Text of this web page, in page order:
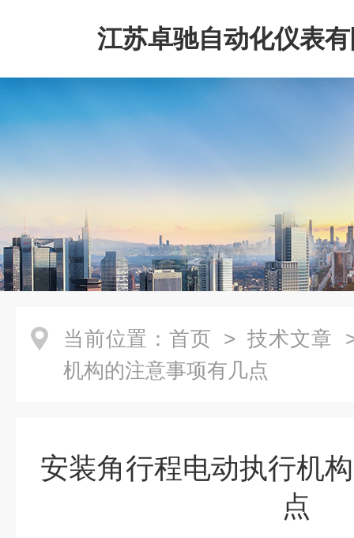
江苏卓驰自动化仪表
当前位置： 首页 > 技术文章
机构的注意事项有几点
安装角行程电动执行机
点